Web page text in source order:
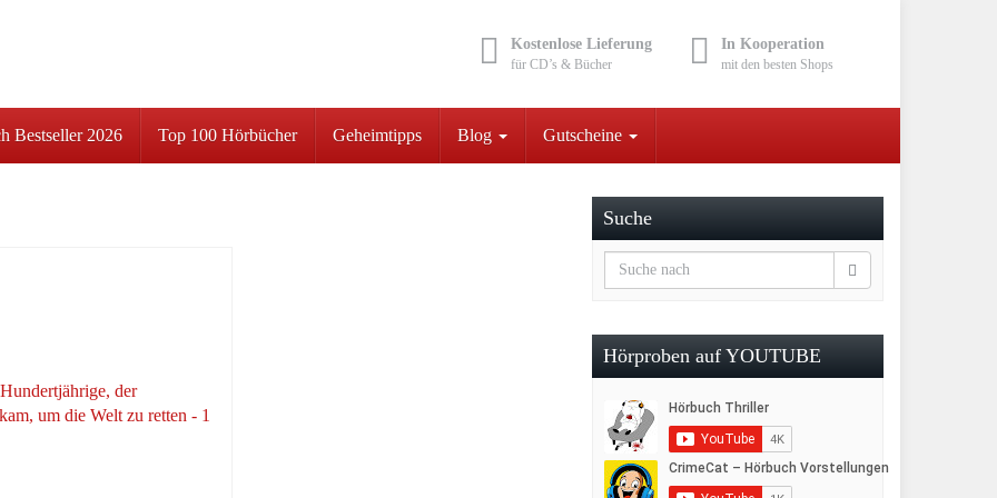
Kostenlose Lieferung
für CD’s & Bücher
In Kooperation
mit den besten Shops
Bestseller 2026 Top 100 Hörbücher Geheimtipps Blog Gutscheine
Suche
Hörproben auf YOUTUBE